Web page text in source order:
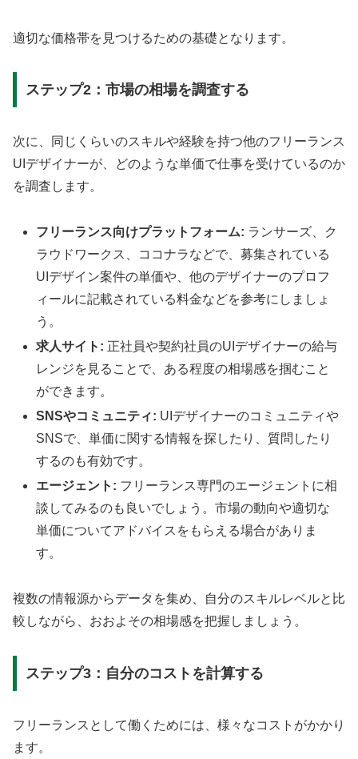
適切な価格帯を見つけるための基礎となります。
ステップ2：市場の相場を調査する
次に、同じくらいのスキルや経験を持つ他のフリーランス
UIデザイナーが、どのような単価で仕事を受けているのか
を調査します。
フリーランス向けプラットフォーム: ランサーズ、ク
ラウドワークス、ココナラなどで、募集されている
UIデザイン案件の単価や、他のデザイナーのプロフ
ィールに記載されている料金などを参考にしましょ
う。
求人サイト: 正社員や契約社員のUIデザイナーの給与
レンジを見ることで、ある程度の相場感を掴むこと
ができます。
SNSやコミュニティ: UIデザイナーのコミュニティや
SNSで、単価に関する情報を探したり、質問したり
するのも有効です。
エージェント: フリーランス専門のエージェントに相
談してみるのも良いでしょう。市場の動向や適切な
単価についてアドバイスをもらえる場合がありま
す。
複数の情報源からデータを集め、自分のスキルレベルと比
較しながら、おおよその相場感を把握しましょう。
ステップ3：自分のコストを計算する
フリーランスとして働くためには、様々なコストがかかり
ます。